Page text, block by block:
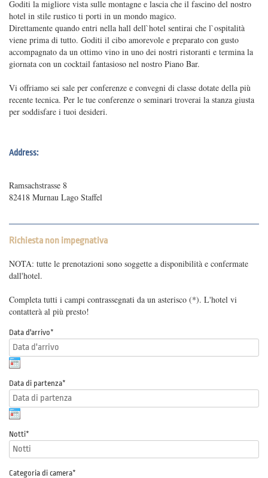
Goditi la migliore vista sulle montagne e lascia che il fascino del nostro
hotel in stile rustico ti porti in un mondo magico.
Direttamente quando entri nella hall dell`hotel sentirai che l`ospitalità
viene prima di tutto. Goditi il ​​cibo amorevole e preparato con gusto
accompagnato da un ottimo vino in uno dei nostri ristoranti e termina la
giornata con un cocktail fantasioso nel nostro Piano Bar.
Vi offriamo sei sale per conferenze e convegni di classe dotate della più
recente tecnica. Per le tue conferenze o seminari troverai la stanza giusta
per soddisfare i tuoi desideri.
Address:
Ramsachstrasse 8
82418 Murnau Lago Staffel
Richiesta non impegnativa
NOTA: tutte le prenotazioni sono soggette a disponibilità e confermate
dall'hotel.
Completa tutti i campi contrassegnati da un asterisco (*). L'hotel vi
contatterà al più presto!
Data d'arrivo*
Data di partenza*
Notti*
Categoria di camera*